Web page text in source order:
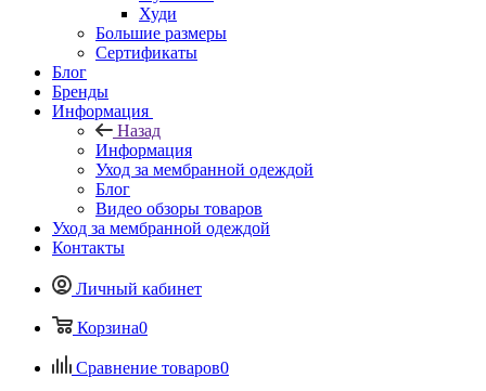
Худи
Большие размеры
Сертификаты
Блог
Бренды
Информация
Назад
Информация
Уход за мембранной одеждой
Блог
Видео обзоры товаров
Уход за мембранной одеждой
Контакты
Личный кабинет
Корзина0
Сравнение товаров0